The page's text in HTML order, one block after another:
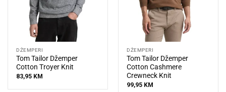
DŽEMPERI
Tom Tailor Džemper
Cotton Troyer Knit
83,95 KM
DŽEMPERI
Tom Tailor Džemper
Cotton Cashmere
Crewneck Knit
99,95 KM